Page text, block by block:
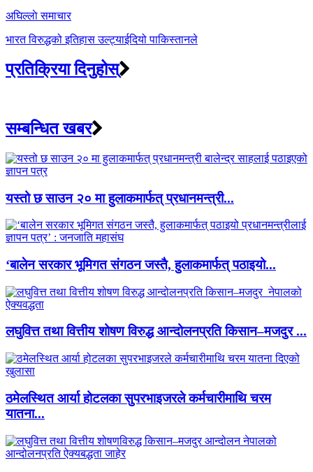
अघिल्लाे समाचार
भारत विरुद्धको इतिहास उल्ट्याईदियो पाकिस्तानले
प्रतिक्रिया दिनुहोस्
सम्बन्धित खबर
यस्तो छ साउन २० मा हुलाकमार्फत् प्रधानमन्त्री...
‘बालेन सरकार भूमिगत संगठन जस्तै, हुलाकमार्फत् पठाइयो...
लघुवित्त तथा वित्तीय शोषण विरुद्ध आन्दोलनप्रति किसान–मजदुर ...
ठमेलस्थित आर्या होटलका सुपरभाइजरले कर्मचारीमाथि चरम
यातना...